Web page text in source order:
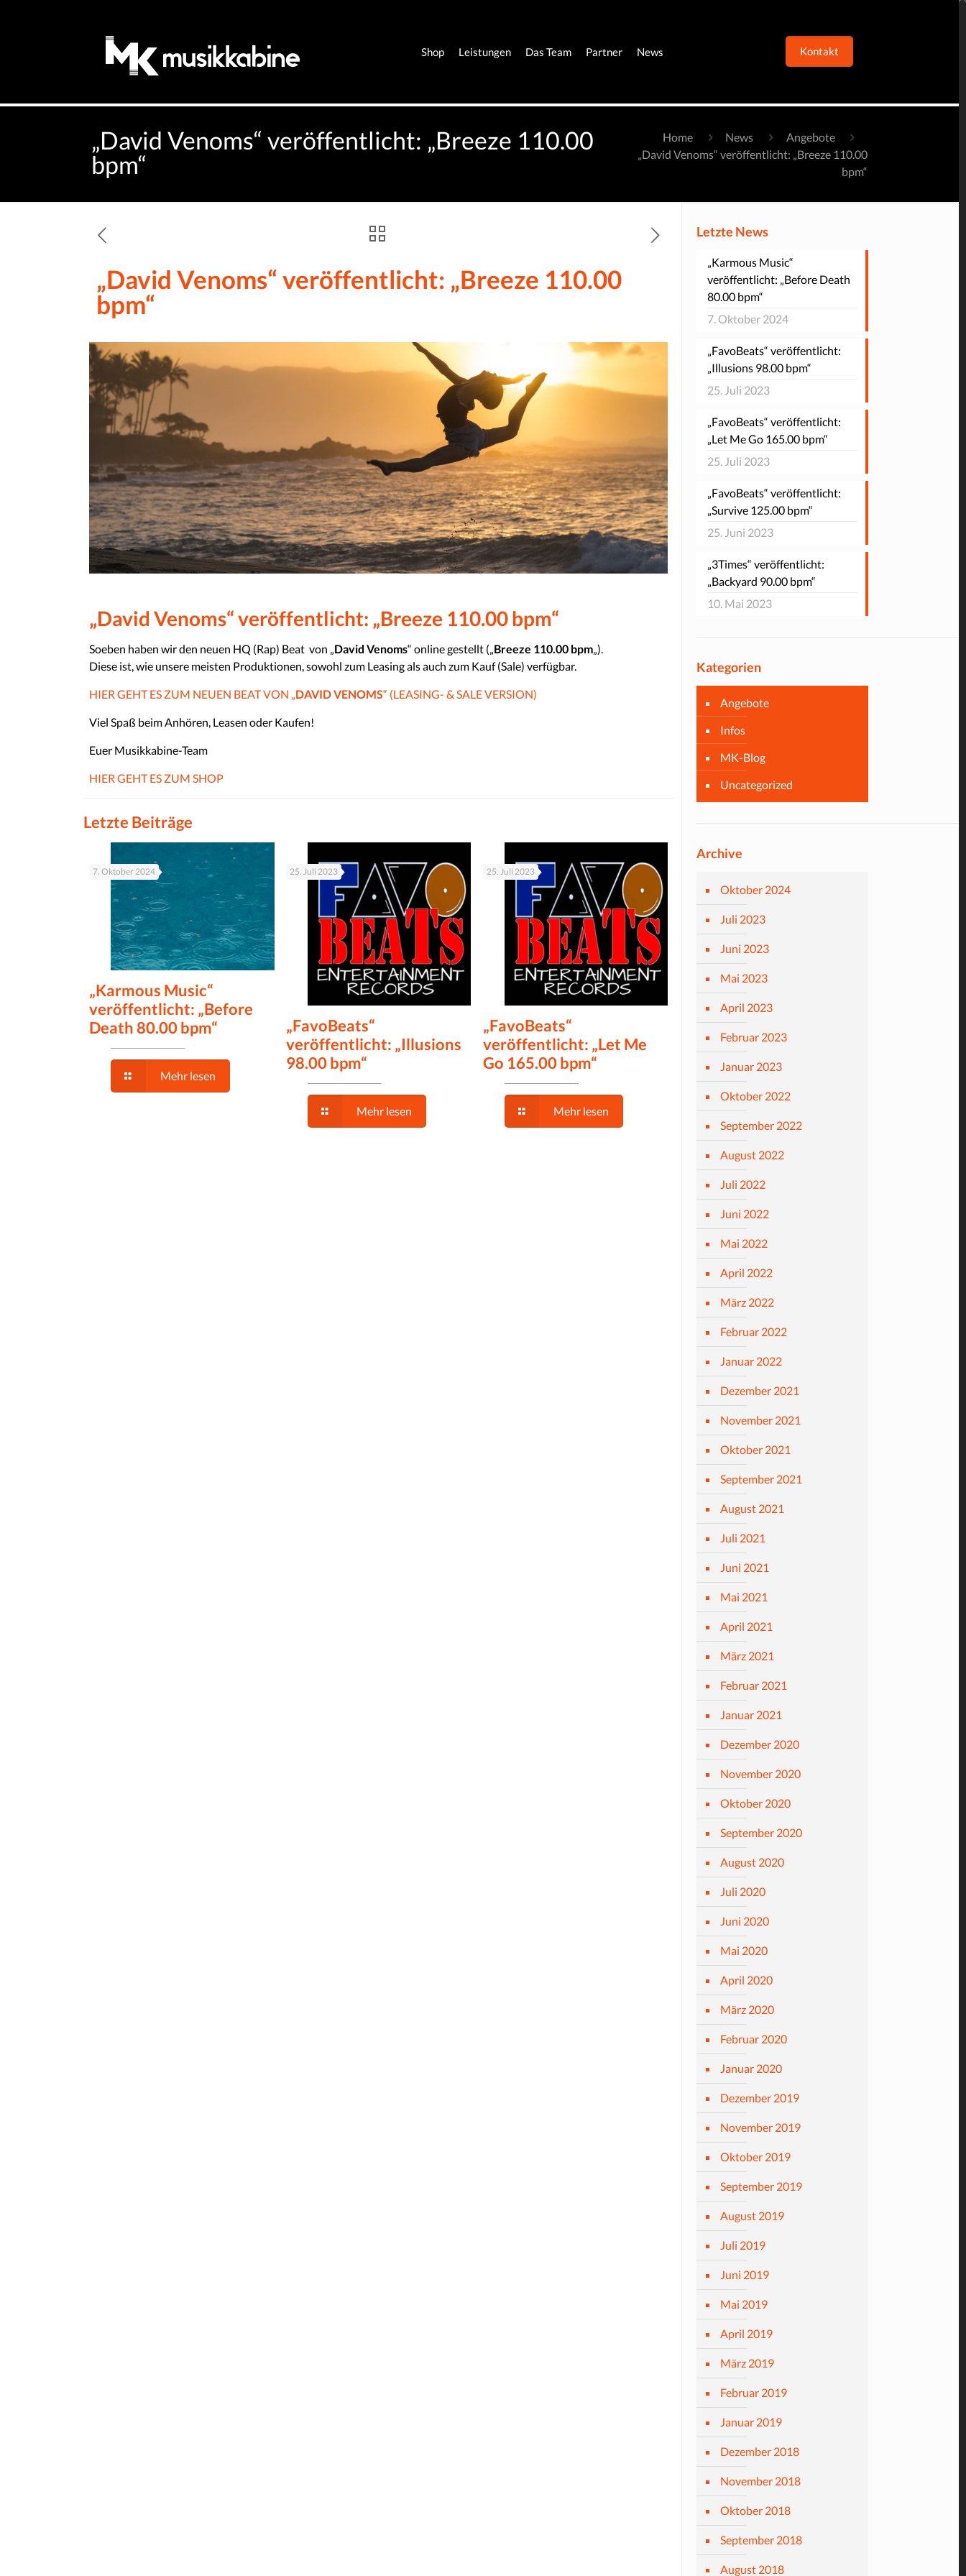
Shop Leistungen Das Team Partner News Kontakt
„David Venoms“ veröffentlicht: „Breeze 110.00
bpm“
Home News
Angebote
„David Venoms“ veröffentlicht: „Breeze 110.00
bpm“
„David Venoms“ veröffentlicht: „Breeze 110.00
bpm“
„David Venoms“ veröffentlicht: „Breeze 110.00 bpm“
Soeben haben wir den neuen HQ (Rap) Beat von „David Venoms“ online gestellt („Breeze 110.00 bpm„).
Diese ist, wie unsere meisten Produktionen, sowohl zum Leasing als auch zum Kauf (Sale) verfügbar.
HIER GEHT ES ZUM NEUEN BEAT VON „DAVID VENOMS“ (LEASING- & SALE VERSION)
Viel Spaß beim Anhören, Leasen oder Kaufen!
Euer Musikkabine-Team
HIER GEHT ES ZUM SHOP
Letzte Beiträge
7. Oktober 2024
„Karmous Music“
veröffentlicht: „Before
Death 80.00 bpm“
Mehr lesen
25. Juli 2023
„FavoBeats“
veröffentlicht: „Illusions
98.00 bpm“
Mehr lesen
25. Juli 2023
„FavoBeats“
veröffentlicht: „Let Me
Go 165.00 bpm“
Mehr lesen
Letzte News
„Karmous Music“
veröffentlicht: „Before Death
80.00 bpm“
7. Oktober 2024
„FavoBeats“ veröffentlicht:
„Illusions 98.00 bpm“
25. Juli 2023
„FavoBeats“ veröffentlicht:
„Let Me Go 165.00 bpm“
25. Juli 2023
„FavoBeats“ veröffentlicht:
„Survive 125.00 bpm“
25. Juni 2023
„3Times“ veröffentlicht:
„Backyard 90.00 bpm“
10. Mai 2023
Kategorien
Angebote
Infos
MK-Blog
Uncategorized
Archive
Oktober 2024
Juli 2023
Juni 2023
Mai 2023
April 2023
Februar 2023
Januar 2023
Oktober 2022
September 2022
August 2022
Juli 2022
Juni 2022
Mai 2022
April 2022
März 2022
Februar 2022
Januar 2022
Dezember 2021
November 2021
Oktober 2021
September 2021
August 2021
Juli 2021
Juni 2021
Mai 2021
April 2021
März 2021
Februar 2021
Januar 2021
Dezember 2020
November 2020
Oktober 2020
September 2020
August 2020
Juli 2020
Juni 2020
Mai 2020
April 2020
März 2020
Februar 2020
Januar 2020
Dezember 2019
November 2019
Oktober 2019
September 2019
August 2019
Juli 2019
Juni 2019
Mai 2019
April 2019
März 2019
Februar 2019
Januar 2019
Dezember 2018
November 2018
Oktober 2018
September 2018
August 2018